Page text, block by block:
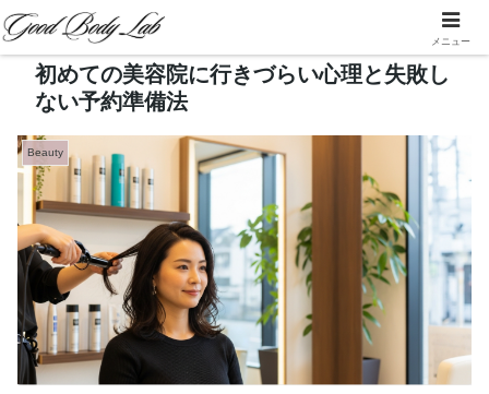
初めての美容院に行きづらい心理と失敗し
ない予約準備法
Beauty
メニュー